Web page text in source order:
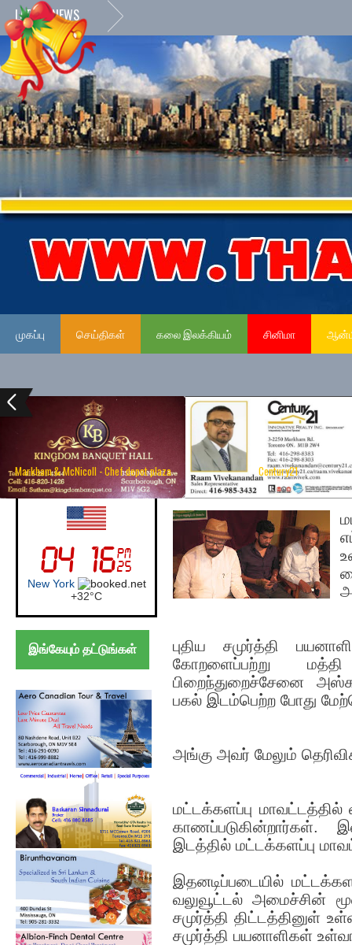
LATEST NEWS
முகப்பு செய்திகள் கலை இலக்கியம் சினிமா
Markham & McNicoll - Chef depot plaza Century21
UK (London)
London
+27°C
இங்கேயும் தட்டுங்கள்
Monday, May 27, 2019
புதிய சமுர்த்தி
கோறளைப்பற்று மத்தி
பிறைந்துறைச்சேனை
பகல் இடம்பெற்ற போது
அங்கு அவர் மேலும்
மட்டக்களப்பு
காணப்படுகின்றார்கள்.
இடத்தில் மட்டக்களப்பு
இதனடிப்படையில்
வலுவூட்டல் அமைச்சின்
சமுர்த்தி திட்டத்தினுள்
சமுர்த்தி பயனாளிகள்